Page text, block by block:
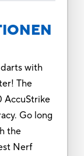
with
The
AccuStrike
Go long
the
Nerf